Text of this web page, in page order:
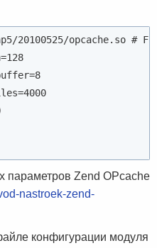
20100525/opcache.so #
параметров Zend OPcache
nastroek-zend-
конфигурации модуля